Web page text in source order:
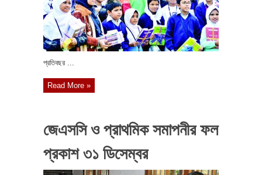
প্রতিবছর ...
Read More »
জেএসসি ও প্রাথমিক সমাপনীর ফল
প্রকাশ ৩১ ডিসেম্বর